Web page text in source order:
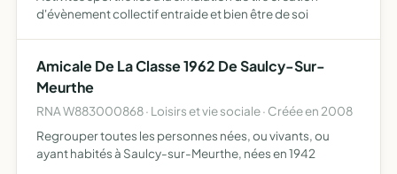
d'évènement collectif entraide et bien être de soi
Amicale De La Classe 1962 De Saulcy-Sur-
Meurthe
RNA W883000868 · Loisirs et vie sociale · Créée en 2008
Regrouper toutes les personnes nées, ou vivants, ou
ayant habités à Saulcy-sur-Meurthe, nées en 1942